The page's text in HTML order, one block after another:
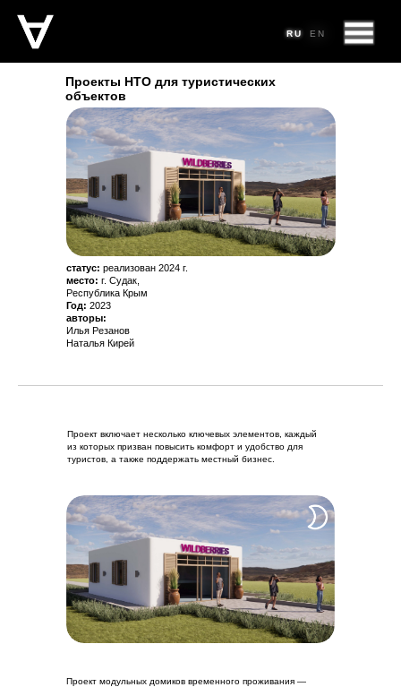
RU
EN
RU
RU EN
статус: реализован 2024 г.
место: г. Судак,
Республика Крым
Год: 2023
авторы:
Илья Резанов
Наталья Кирей
Проекты НТО для туристических
объектов
Проект включает несколько ключевых элементов, каждый
из которых призван повысить комфорт и удобство для
туристов, а также поддержать местный бизнес.
Проект модульных домиков временного проживания —